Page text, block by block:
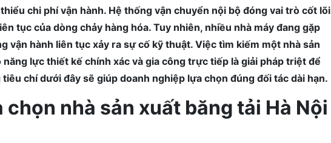
chi phí vận hành. Hệ thống vận chuyển nội bộ đóng vai trò cốt lõi
tục của dòng chảy hàng hóa. Tuy nhiên, nhiều nhà máy đang gặp
vận hành liên tục xảy ra sự cố kỹ thuật. Việc tìm kiếm một nhà sản
năng lực thiết kế chính xác và gia công trực tiếp là giải pháp triệt để
chí dưới đây sẽ giúp doanh nghiệp lựa chọn đúng đối tác dài hạn.
nhà sản xuất băng tải Hà Nội